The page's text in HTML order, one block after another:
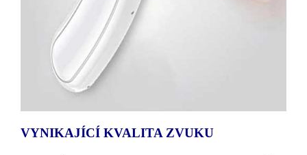
VYNIKAJÍCÍ KVALITA ZVUKU